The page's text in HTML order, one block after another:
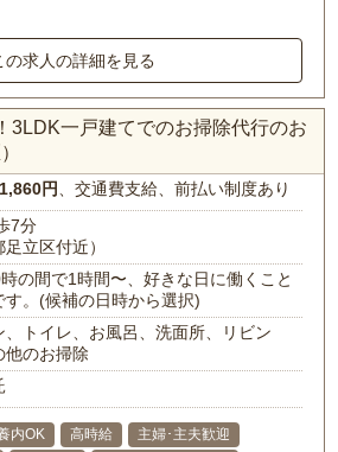
の求人の詳細を見る
3LDK一戸建てでのお掃除代行のお
円、交通費支給、前払い制度あり
7分
足立区付近）
の間で1時間〜、好きな日に働くこと
す。(候補の日時から選択)
、トイレ、お風呂、洗面所、リビン
他のお掃除
内OK 高時給
主婦･主夫歓迎